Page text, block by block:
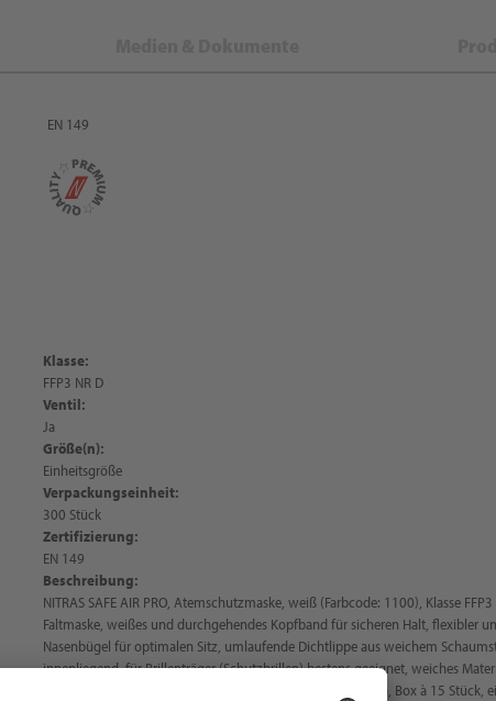
EN 149
Klasse:
FFP3 NR D
Ventil:
Ja
Größe(n):
Einheitsgröße
Verpackungseinheit:
300 Stück
Zertifizierung:
EN 149
Beschreibung:
NITRAS SAFE AIR PRO, Atemschutzmaske, weiß (Farbcode: 1100), Klasse FFP3
Faltmaske, weißes und durchgehendes Kopfband für sicheren Halt, flexibler
Nasenbügel für optimalen Sitz, umlaufende Dichtlippe aus weichem
innenliegend, für Brillenträger (Schutzbrillen) bestens geeignet, weiches
Tragekomfort, Dolomitstaub-Einspeicherprüfung bestanden, Box à 15 Stück,